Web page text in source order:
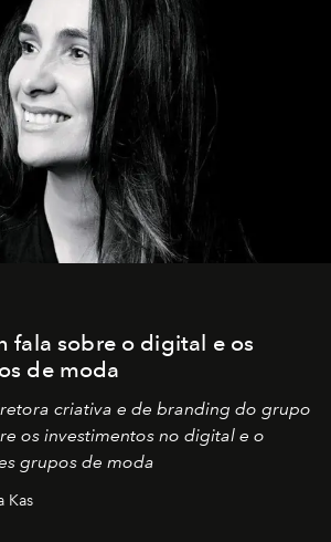
fala sobre o digital e os
de moda
criativa e de branding do grupo
os investimentos no digital e o
grupos de moda
Kas